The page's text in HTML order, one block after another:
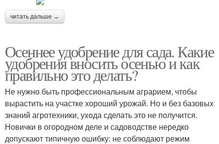
читать дальше →
Осеннее удобрение для сада. Какие
удобрения вносить осенью и как
правильно это делать?
Не нужно быть профессиональным аграрием, чтобы
вырастить на участке хороший урожай. Но и без базовых
знаний агротехники, ухода сделать это не получится.
Новички в огородном деле и садоводстве нередко
допускают типичную ошибку: не соблюдают режим